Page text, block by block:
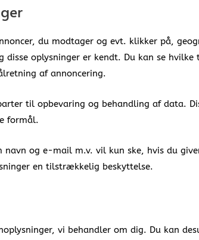
du modtager og evt. klikker på,
oplysninger er kendt. Du kan se
af annoncering.
til opbevaring og behandling af data.
formål.
navn og e-mail m.v. vil kun ske, hvis du
en tilstrækkelig beskyttelse.
vi behandler om dig. Du kan